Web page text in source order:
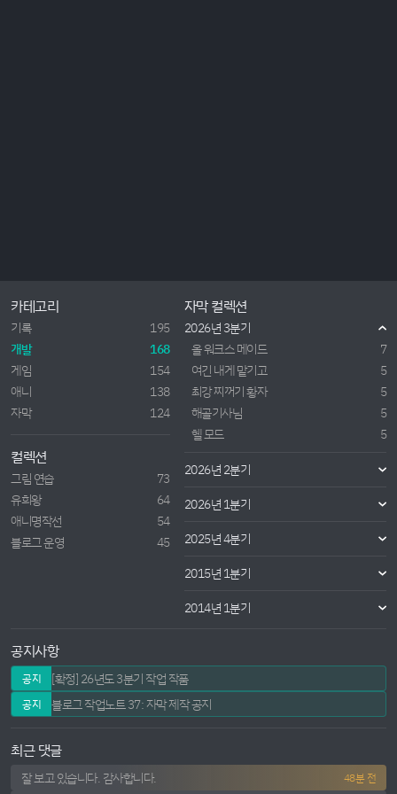
카테고리
기록
195
개발
168
게임
154
애니
138
자막
124
컬렉션
그림 연습
73
유희왕
64
애니명작선
54
블로그 운영
45
자막 컬렉션
2026년 3분기
올 워크스 메이드
7
여긴 내게 맡기고
5
최강 찌꺼기 황자
5
해골기사님
5
헬 모드
5
2026년 2분기
2026년 1분기
2025년 4분기
2015년 1분기
2014년 1분기
공지사항
공지 [확정] 26년도 3분기 작업 작품
공지 블로그 작업노트 37: 자막 제작 공지
최근 댓글
잘 보고 있습니다. 감사합니다. 48분 전